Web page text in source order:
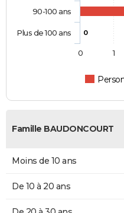
0
90-100 ans
Plus de 100 ans
0 1
Famille BAUDONCOURT
Moins de 10 ans
De 10 à 20 ans